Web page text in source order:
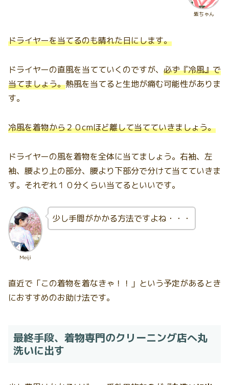
紫ちゃん
ドライヤーを当てるのも晴れた日にします。
ドライヤーの直風を当てていくのですが、 必ず『冷風』で
当てましょう。熱風を当てると生地が痛む可能性がありま
す。
冷風を着物から２０cmほど離して当てていきましょう。
ドライヤーの風を着物を全体に当てましょう。右袖、左
袖、腰より上の部分、腰より下部分で分けて当てていきま
す。それぞれ１０分くらい当てるといいです。
Meiji
少し手間がかかる方法ですよね・・・
直近で「この着物を着なきゃ！！」という予定があるとき
におすすめのお助け法です。
最終手段、着物専門のクリーニング店へ丸
洗いに出す